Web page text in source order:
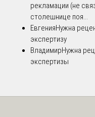
рекламации (не
столешнице поя...
ЕвгенияНужна
экспертизу
ВладимирНужна
экспертизы